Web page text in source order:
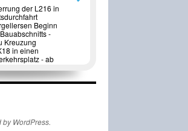
der L216 in
Beginn
-
Kreuzung
in einen
- ab
WordPress.